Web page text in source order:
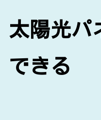
太陽光パ
できる